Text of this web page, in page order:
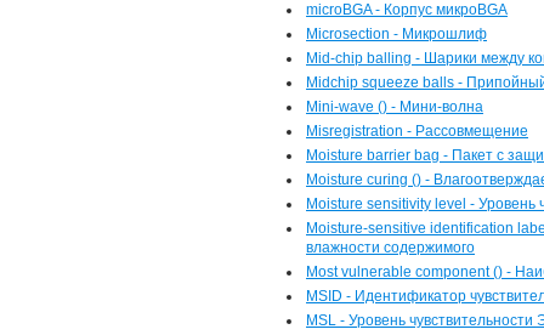
microBGA - Корпус микроBGA
Microsection - Микрошлиф
Mid-chip balling - Шарики между
Midchip squeeze balls -
Mini-wave () - Мини-волна
Misregistration - Рассовмещение
Moisture barrier bag - Пакет с
Moisture curing () -
Moisture sensitivity level - Уровень
Moisture-sensitive identification
влажности содержимого
Most vulnerable component () -
MSID - Идентификатор
MSL - Уровень чувствительности